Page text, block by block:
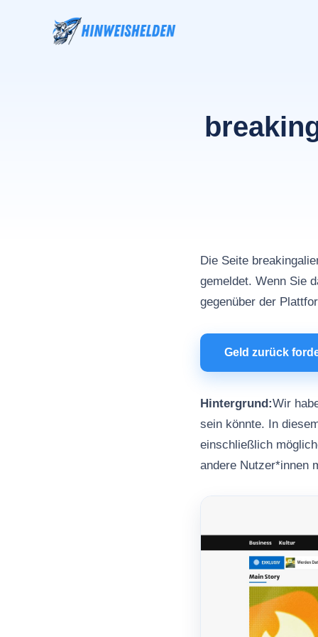
Die Seite
gemeldet. Wenn Sie
gegenüber der
Geld zurück
Hintergrund:Wir
sein könnte. In
einschließlich
andere Nutzer*innen